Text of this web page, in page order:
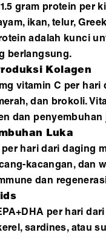
gram protein per
ikan, telur,
adalah kunci
berlangsung.
Kolagen
vitamin C per hari
dan brokoli.
dan penyembuhan
Luka
per hari dari daging
kacangan, dan
dan
per hari
sardines, atau